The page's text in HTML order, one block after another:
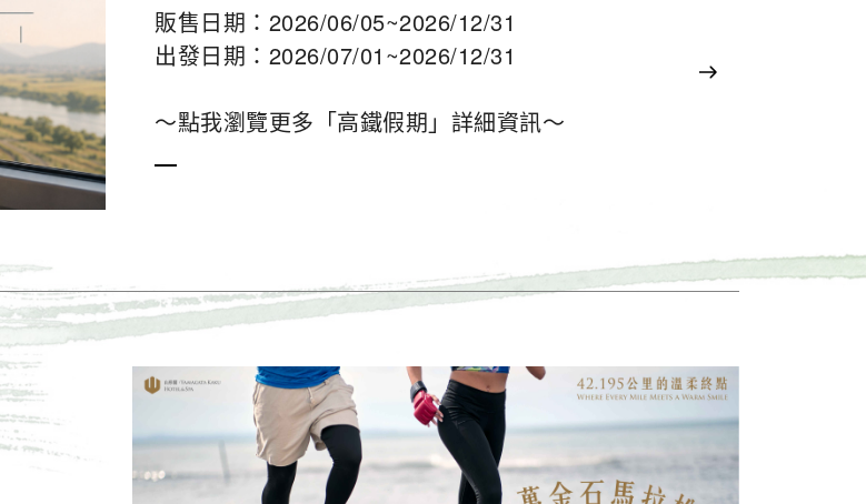
販售日期：2026/06/05~2026/12/31
出發日期：2026/07/01~2026/12/31
～點我瀏覽更多「高鐵假期」詳細資訊～